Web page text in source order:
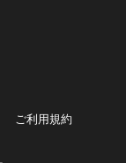
ご利用規約